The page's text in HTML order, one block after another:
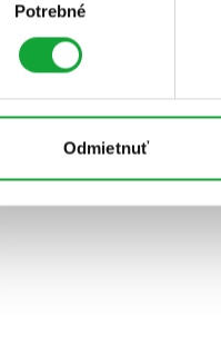
Potrebné
Odmietnuť